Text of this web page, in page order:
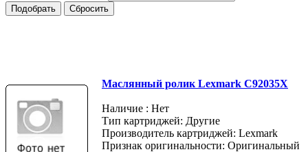
Маслянный ролик Lexmark C92035X
Наличие : Нет
Тип картриджей: Другие
Производитель картриджей: Lexmark
Признак оригинальности: Оригинальный